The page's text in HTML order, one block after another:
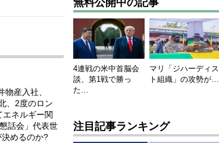
産入社、
、2度のロン
エネルギー関
話会」代表世
めるのか?
無料公開中の記事
4連戦の米中首脳会
談、第1戦で勝っ
た…
マリ「ジハーディス
ト組織」の攻勢が…
注目記事ランキング